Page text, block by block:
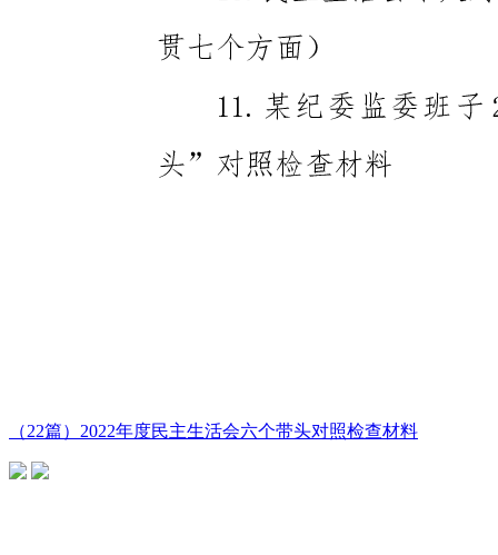
（22篇）2022年度民主生活会六个带头对照检查材料